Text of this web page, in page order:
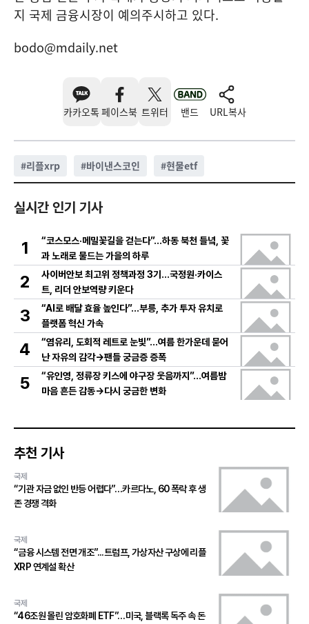
지 국제 금융시장이 예의주시하고 있다.
bodo@mdaily.net
카카오톡 페이스북 트위터 밴드 URL복사
#리플xrp #바이낸스코인 #현물etf
실시간 인기 기사
1
“코스모스·메밀꽃길을 걷는다”…하동 북천 들녘, 꽃
과 노래로 물드는 가을의 하루
2
사이버안보 최고위 정책과정 3기…국정원·카이스
트, 리더 안보역량 키운다
3
“AI로 배달 효율 높인다”…부릉, 추가 투자 유치로
플랫폼 혁신 가속
4
“염유리, 도회적 레트로 눈빛”…여름 한가운데 묻어
난 자유의 감각→팬들 궁금증 증폭
5
“유인영, 정류장 키스에 야구장 웃음까지”…여름밤
마음 흔든 감동→다시 궁금한 변화
추천 기사
국제
“기관 자금 없인 반등 어렵다”…카르다노, 60 폭락 후 생
존 경쟁 격화
국제
“금융 시스템 전면 개조”...트럼프, 가상자산 구상에 리플
XRP 연계설 확산
국제
“46조원 몰린 암호화폐 ETF”…미국, 블랙록 독주 속 돈